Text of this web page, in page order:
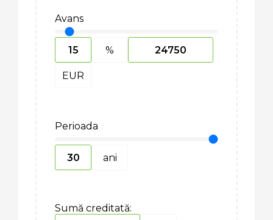
Avans
%
EUR
Perioada
ani
Sumă creditată: